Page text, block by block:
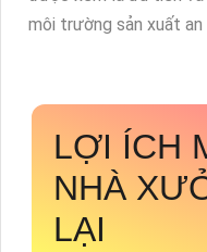
môi trường sản xuất an
LỢI ÍCH
NHÀ
LẠI